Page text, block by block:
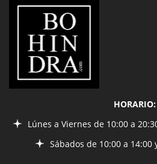
LIBRERÍA
BOHINDRA
HORARIO:
Lúnes a Viernes de 10:00 a
Sábados de 10:00 a 14:00